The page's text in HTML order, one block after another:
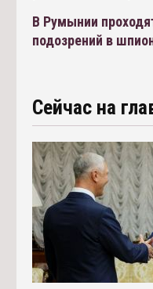
В Румынии
подозрений в
Сейчас на